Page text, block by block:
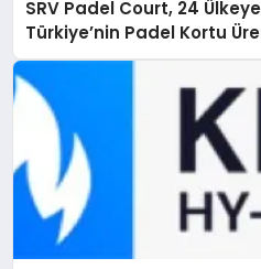
SRV Padel Court, 24
Türkiye’nin Padel Kortu